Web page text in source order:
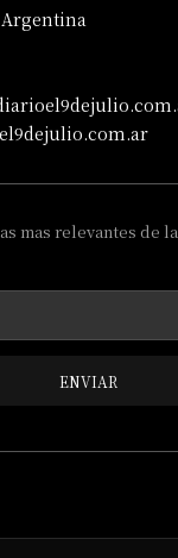
Argentina
mas relevantes de
ENVIAR